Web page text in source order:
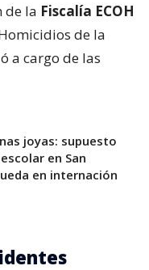
de la Fiscalía ECOH
de la
a cargo de las
joyas: supuesto
en San
en internación